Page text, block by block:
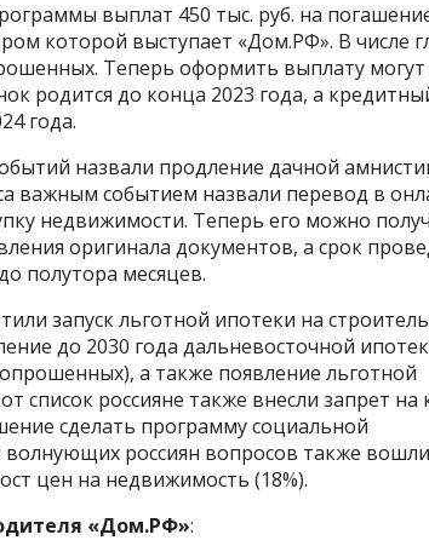
выплат 450 тыс. руб. на
которой выступает «Дом.РФ». В числе
Теперь оформить выплату
родится до конца 2023 года, а
года.
назвали продление дачной
важным событием назвали перевод в
недвижимости. Теперь его можно
оригинала документов, а срок
полутора месяцев.
запуск льготной ипотеки на
до 2030 года дальневосточной
а также появление льготной
список россияне также внесли запрет на
сделать программу социальной
волнующих россиян вопросов также вошли
цен на недвижимость (18%).
«Дом.РФ»: